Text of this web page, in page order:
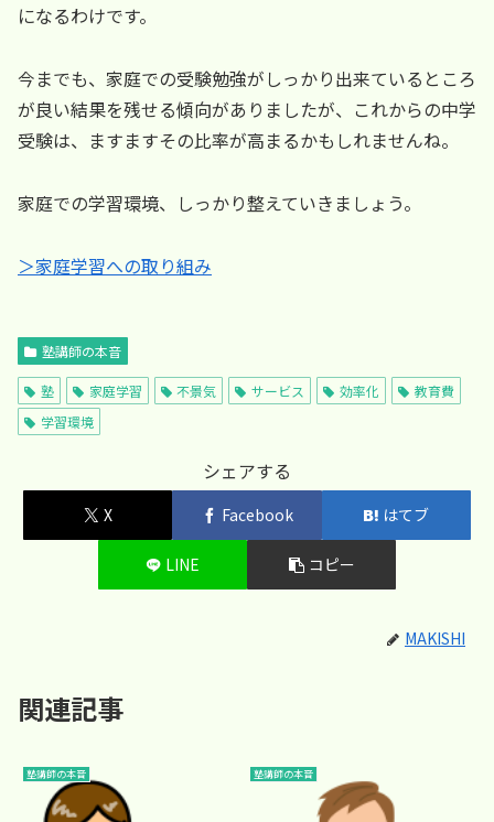
になるわけです。
今までも、家庭での受験勉強がしっかり出来ているところ
が良い結果を残せる傾向がありましたが、これからの中学
受験は、ますますその比率が高まるかもしれませんね。
家庭での学習環境、しっかり整えていきましょう。
＞家庭学習への取り組み
塾講師の本音
塾 家庭学習 不景気 サービス 効率化
教育費
学習環境
シェアする
X Facebook はてブ
LINE コピー
MAKISHI
関連記事
塾講師の本音 塾講師の本音